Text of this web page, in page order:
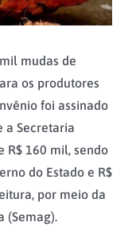
mudas de
os produtores
foi assinado
a Secretaria
R$ 160 mil, sendo
do Estado e R$
por meio da
(Semag).